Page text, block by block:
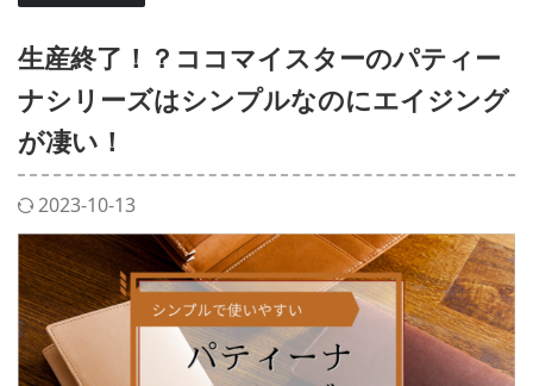
生産終了！？ココマイスターのパティー
ナシリーズはシンプルなのにエイジング
が凄い！
2023-10-13